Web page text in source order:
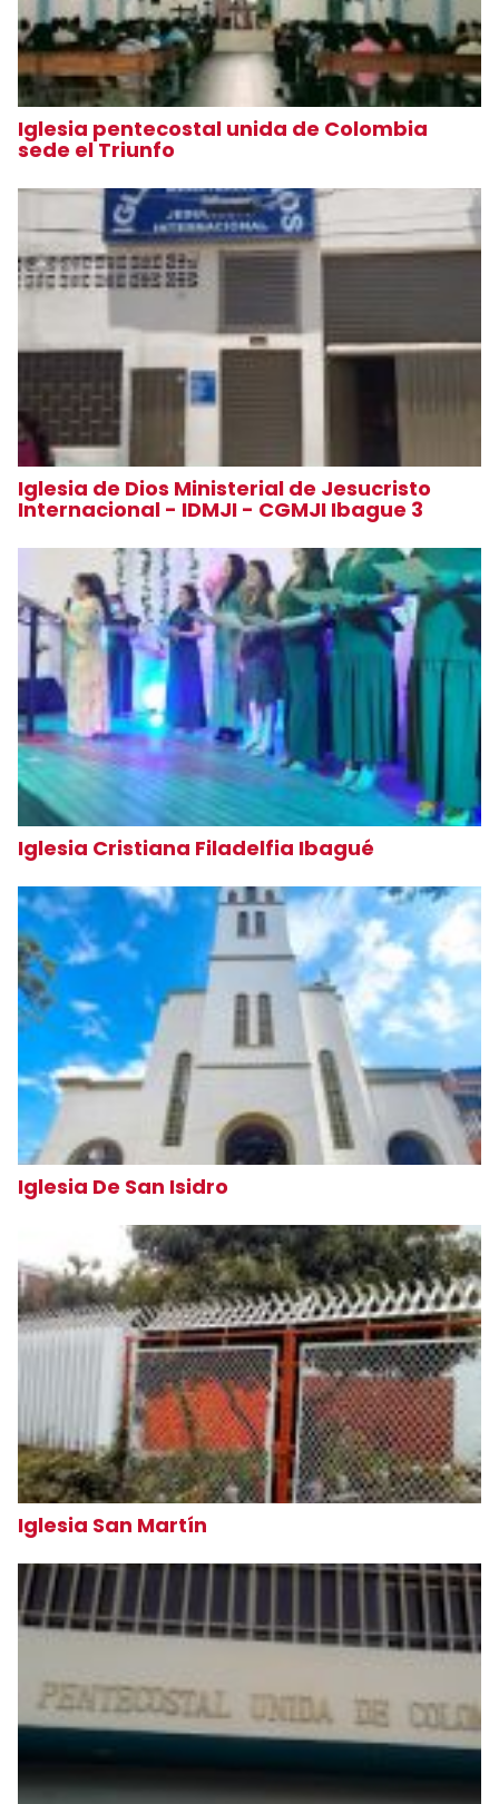
Iglesia pentecostal unida de Colombia
sede el Triunfo
Iglesia de Dios Ministerial de Jesucristo
Internacional - IDMJI - CGMJI Ibague 3
Iglesia Cristiana Filadelfia Ibagué
Iglesia De San Isidro
Iglesia San Martín